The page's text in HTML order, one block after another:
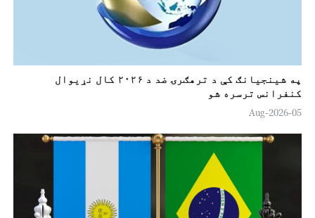
په شينجيانګ کې د ترهګرۍ ضد د ۲۰۲۶ کال نړیوال
کنفرانس ترسره شو
05-Aug-2026